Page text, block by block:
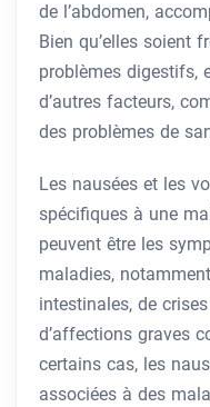
de l’abdomen,
Bien qu’elles soient
problèmes digestifs,
d’autres facteurs,
des problèmes de
Les nausées et les
spécifiques à une
peuvent être les
maladies,
intestinales, de
d’affections graves
certains cas, les
associées à des